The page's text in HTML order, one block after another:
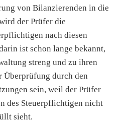
von Bilanzierenden in die
der Prüfer die
nach diesen
ist schon lange bekannt,
streng und zu ihren
Überprüfung durch den
sein, weil der Prüfer
des Steuerpflichtigen nicht
sieht.